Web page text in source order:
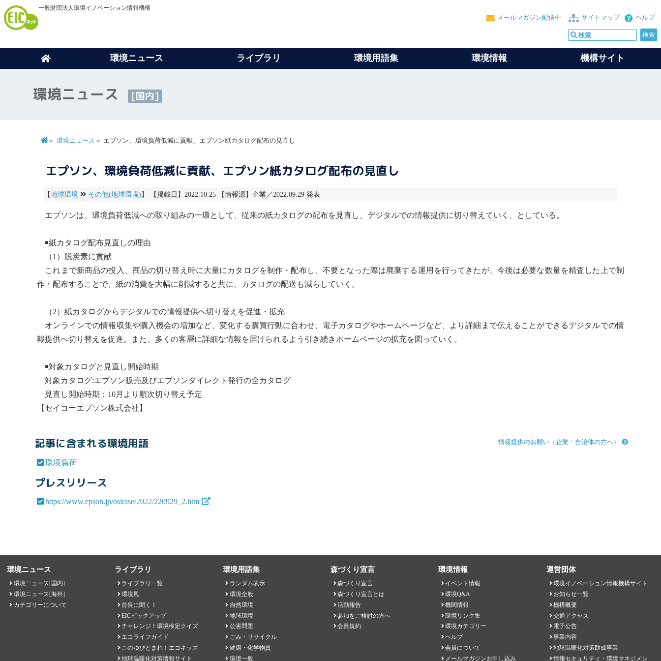
一般財団法人環境イノベーション情報機構
ヘルプ
サイトマップ
メールマガジン配信中
環境ニュース ライブラリ 環境用語集 環境情報 機構サイト
環境ニュース [国内]
環境ニュース エプソン、環境負荷低減に貢献、エプソン紙カタログ配布の見直し
エプソン、環境負荷低減に貢献、エプソン紙カタログ配布の見直し
【地球環境 その他(地球環境) 】 【掲載日】2022.10.25 【情報源】企業／2022.09.29 発表
エプソンは、環境負荷低減への取り組みの一環として、従来の紙カタログの配布を見直し、デジタルでの情報提供に切り替えていく、としている。
￭紙カタログ配布見直しの理由
（1）脱炭素に貢献
これまで新商品の投入、商品の切り替え時に大量にカタログを制作・配布し、不要となった際は廃棄する運用を行ってきたが、今後は必要な数量を精査した上で制
作・配布することで、紙の消費を大幅に削減すると共に、カタログの配送も減らしていく。
（2）紙カタログからデジタルでの情報提供へ切り替えを促進・拡充
オンラインでの情報収集や購入機会の増加など、変化する購買行動に合わせ、電子カタログやホームページなど、より詳細まで伝えることができるデジタルでの情
報提供へ切り替えを促進。また、多くの客層に詳細な情報を届けられるよう引き続きホームページの拡充を図っていく。
￭対象カタログと見直し開始時期
対象カタログ:エプソン販売及びエプソンダイレクト発行の全カタログ
見直し開始時期：10月より順次切り替え予定
【セイコーエプソン株式会社】
情報提供のお願い（企業・自治体の方へ）
記事に含まれる環境用語
環境負荷
プレスリリース
https://www.epson.jp/osirase/2022/220929_2.htm
環境ニュース
環境ニュース[国内]
環境ニュース[海外]
カテゴリーについて
ライブラリ
ライブラリ一覧
環境風
首長に聞く！
EICピックアップ
チャレンジ！環境検定クイズ
エコライフガイド
このゆびとまれ！エコキッズ
地球温暖化対策情報サイト
環境用語集
ランダム表示
環境全般
自然環境
地球環境
公害問題
ごみ・リサイクル
健康・化学物質
環境一般
森づくり宣言
森づくり宣言
森づくり宣言とは
活動報告
参加をご検討の方へ
会員規約
環境情報
イベント情報
環境Q&A
機関情報
環境リンク集
環境カテゴリー
ヘルプ
会員について
メールマガジンお申し込み
運営団体
環境イノベーション情報機構サイト
お知らせ一覧
機構概要
交通アクセス
電子公告
事業内容
地球温暖化対策助成事業
情報セキュリティ・環境マネジメン